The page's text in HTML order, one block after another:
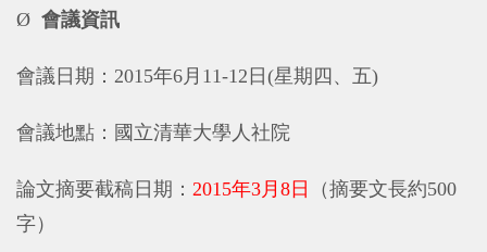
Ø 會議資訊
會議日期： 2015年6月 11-12 日 (星期四、五)
會議地點：國立清華大學人社院
論文摘要截稿日期： 2015年3月 8 日 （摘要文長約500
字）